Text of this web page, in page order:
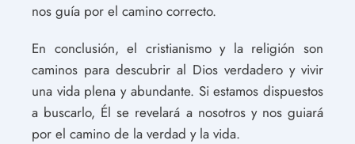
nos guía por el camino correcto.
En conclusión, el cristianismo y la religión son
caminos para descubrir al Dios verdadero y vivir
una vida plena y abundante. Si estamos dispuestos
a buscarlo, Él se revelará a nosotros y nos guiará
por el camino de la verdad y la vida.